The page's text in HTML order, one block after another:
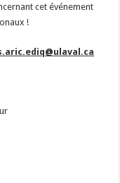
cet événement
!